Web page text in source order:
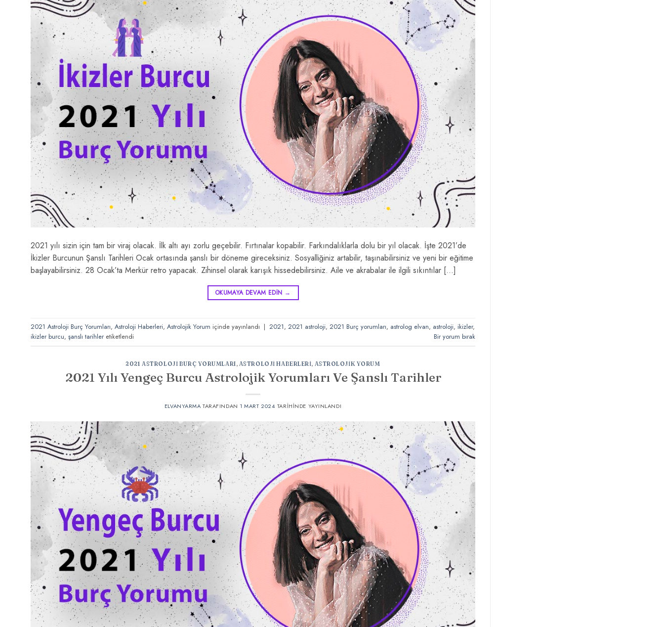
2021 yılı sizin için tam bir viraj olacak. İlk altı ayı zorlu geçebilir. Fırtınalar kopabilir. Farkındalıklarla dolu bir yıl olacak. İşte 2021’de
İkizler Burcunun Şanslı Tarihleri Ocak ortasında şanslı bir döneme gireceksiniz. Sosyalliğiniz artabilir, taşınabilirsiniz ve yeni bir eğitime
başlayabilirsiniz. 28 Ocak’ta Merkür retro yapacak. Zihinsel olarak karışık hissedebilirsiniz. Aile ve akrabalar ile ilgili sıkıntılar […]
OKUMAYA DEVAM EDIN →
2021 Astroloji Burç Yorumları, Astroloji Haberleri, Astrolojik Yorum içinde yayınlandı | 2021, 2021 astroloji, 2021 Burç yorumları, astrolog elvan, astroloji, ikizler,
ikizler burcu, şanslı tarihler etiketlendi Bir yorum bırak
2021 ASTROLOJI BURÇ YORUMLARI, ASTROLOJI HABERLERI, ASTROLOJIK YORUM
2021 Yılı Yengeç Burcu Astrolojik Yorumları Ve Şanslı Tarihler
ELVANYARMA TARAFINDAN 1 MART 2024 TARIHINDE YAYINLANDI